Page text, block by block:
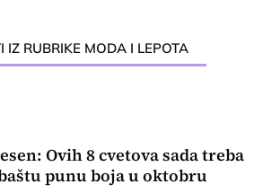
IZ RUBRIKE MODA I LEPOTA
Ovih 8 cvetova sada treba
punu boja u oktobru